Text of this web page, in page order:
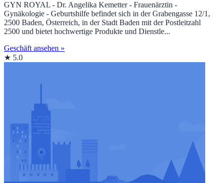
GYN ROYAL - Dr. Angelika Kemetter - Frauenärztin -
Gynäkologie - Geburtshilfe befindet sich in der Grabengasse 12/1,
2500 Baden, Österreich, in der Stadt Baden mit der Postleitzahl
2500 und bietet hochwertige Produkte und Dienstle...
Geschäft ansehen »
★ 5.0